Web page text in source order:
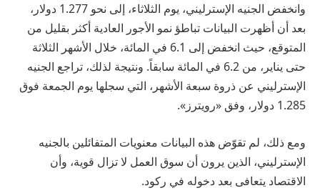
وانخفض الجنيه الإسترليني، يوم الثلاثاء، إلى نحو 1.277 دولار،
بعد أن أظهرت البيانات تباطؤ نمو الأجور العادية أكثر بقليل من
المتوقع، حيث انخفض إلى 6.1 في المائة، خلال الأشهر الثلاثة
حتى يناير، من 6.2 في المائة سابقاً. ونتيجة لذلك، تراجع الجنيه
الإسترليني عن ذروة سبعة الأشهر، التي سجلها يوم الجمعة فوق
1.285 دولار، وفق «رويترز».
ومع ذلك، لم تقوّض هذه البيانات معنويات المتفائلين بالجنيه
الإسترليني، الذين يرون أن سوق العمل لا تزال قوية، وأن
الاقتصاد يتعافى بعد دخوله في ركود.